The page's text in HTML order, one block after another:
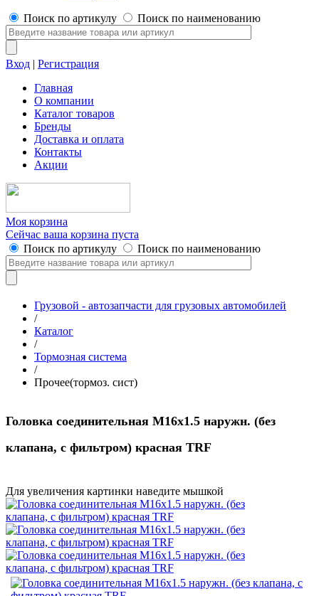
Поиск по артикулу Поиск по наименованию
Вход | Регистрация
Главная
О компании
Каталог товаров
Бренды
Доставка и оплата
Контакты
Акции
Моя корзина
Сейчас ваша корзина пуста
Поиск по артикулу
Поиск по наименованию
Грузовой - автозапчасти для грузовых автомобилей
/
Каталог
/
Тормозная система
/
Прочее(тормоз. сист)
Головка соединительная M16x1.5 наружн. (без
клапана, с фильтром) красная TRF
Для увеличения картинки наведите мышкой